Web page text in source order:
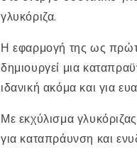
γλυκόριζα.
Η εφαρμογή της ως
δημιουργεί μια
ιδανική ακόμα και για
Με εκχύλισμα
για καταπράυνση και